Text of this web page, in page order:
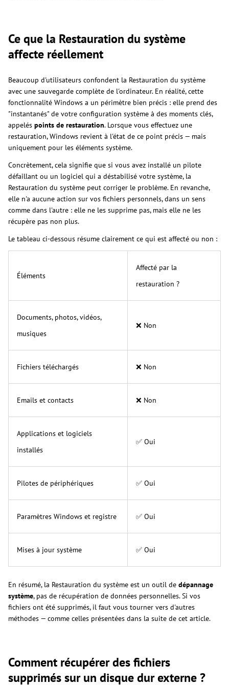
Ce que la Restauration du système
affecte réellement
Beaucoup d'utilisateurs confondent la Restauration du système
avec une sauvegarde complète de l'ordinateur. En réalité, cette
fonctionnalité Windows a un périmètre bien précis : elle prend des
"instantanés" de votre configuration système à des moments clés,
appelés points de restauration. Lorsque vous effectuez une
restauration, Windows revient à l'état de ce point précis — mais
uniquement pour les éléments système.
Concrètement, cela signifie que si vous avez installé un pilote
défaillant ou un logiciel qui a déstabilisé votre système, la
Restauration du système peut corriger le problème. En revanche,
elle n'a aucune action sur vos fichiers personnels, dans un sens
comme dans l'autre : elle ne les supprime pas, mais elle ne les
récupère pas non plus.
Le tableau ci-dessous résume clairement ce qui est affecté ou non :
Éléments
Affecté par la
restauration ?
Documents, photos, vidéos,
musiques
❌ Non
Fichiers téléchargés ❌ Non
Emails et contacts ❌ Non
Applications et logiciels
installés
✅ Oui
Pilotes de périphériques ✅ Oui
Paramètres Windows et registre ✅ Oui
Mises à jour système ✅ Oui
En résumé, la Restauration du système est un outil de dépannage
système, pas de récupération de données personnelles. Si vos
fichiers ont été supprimés, il faut vous tourner vers d'autres
méthodes — comme celles présentées dans la suite de cet article.
Comment récupérer des fichiers
supprimés sur un disque dur externe ?